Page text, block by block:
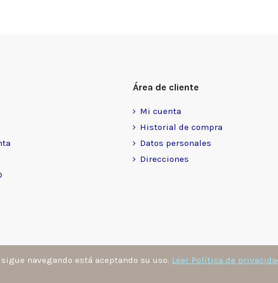
Área de cliente
Mi cuenta
Historial de compra
Datos personales
Direcciones
navegando está aceptando su uso. Leer Política de